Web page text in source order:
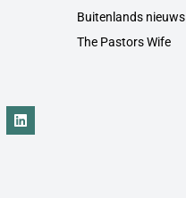
Buitenlands nieuws
The Pastors Wife